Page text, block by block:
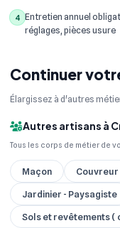
4 Entretien annuel
réglages, pièces usure
Continuer
Élargissez à d'autres
Autres artisans à
Tous les corps de métier de
Maçon Couvreur
Jardinier - Paysagiste
Sols et revêtements (